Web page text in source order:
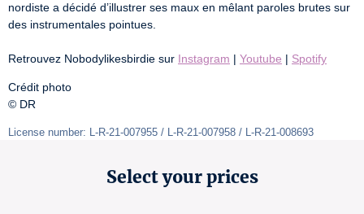
nordiste a décidé d’illustrer ses maux en mêlant paroles brutes sur
des instrumentales pointues.
Retrouvez Nobodylikesbirdie sur Instagram | Youtube | Spotify
Crédit photo
© DR
License number: L-R-21-007955 / L-R-21-007958 / L-R-21-008693
Select your prices